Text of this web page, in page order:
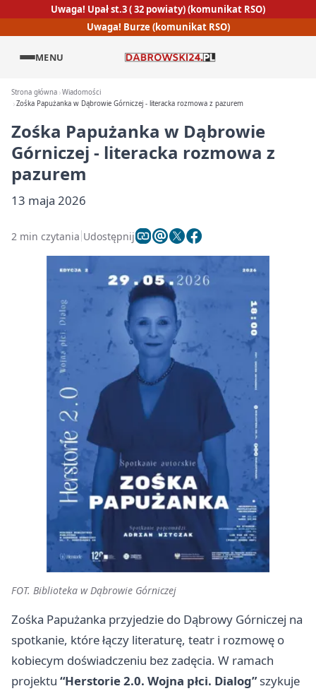
Uwaga! Upał st.3 ( 32 powiaty) (komunikat RSO)
Uwaga! Burze (komunikat RSO)
MENU
Strona główna Wiadomości
Zośka Papużanka w Dąbrowie Górniczej - literacka rozmowa z pazurem
Zośka Papużanka w Dąbrowie
Górniczej - literacka rozmowa z
pazurem
13 maja 2026
2 min czytania Udostępnij
FOT. Biblioteka w Dąbrowie Górniczej
Zośka Papużanka przyjedzie do Dąbrowy Górniczej na
spotkanie, które łączy literaturę, teatr i rozmowę o
kobiecym doświadczeniu bez zadęcia. W ramach
projektu “Herstorie 2.0. Wojna płci. Dialog”szykuje